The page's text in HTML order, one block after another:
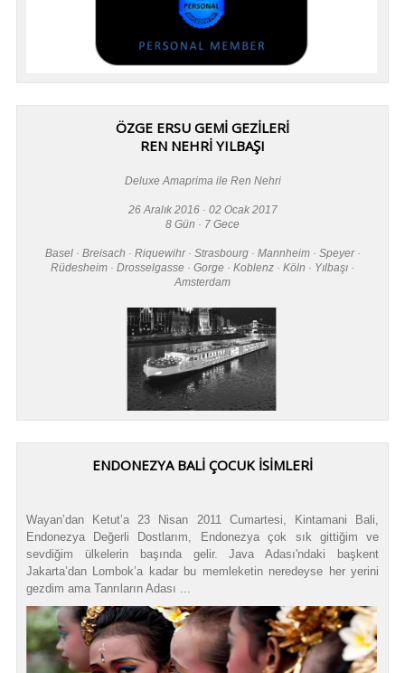
ÖZGE ERSU GEMİ GEZİLERİ
REN NEHRİ YILBAŞI
Deluxe Amaprima ile Ren Nehri
26 Aralık 2016 · 02 Ocak 2017
8 Gün · 7 Gece
Basel · Breisach · Riquewihr · Strasbourg · Mannheim · Speyer ·
Rüdesheim · Drosselgasse · Gorge · Koblenz · Köln · Yılbaşı ·
Amsterdam
ENDONEZYA BALİ ÇOCUK İSİMLERİ
Wayan’dan Ketut’a 23 Nisan 2011 Cumartesi, Kintamani Bali,
Endonezya Değerli Dostlarım, Endonezya çok sık gittiğim ve
sevdiğim ülkelerin başında gelir. Java Adası'ndaki başkent
Jakarta’dan Lombok’a kadar bu memleketin neredeyse her yerini
gezdim ama Tanrıların Adası ...